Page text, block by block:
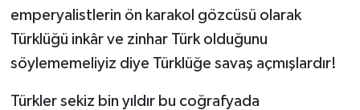
emperyalistlerin ön karakol gözcüsü olarak
Türklüğü inkâr ve zinhar Türk olduğunu
söylememeliyiz diye Türklüğe savaş açmışlardır!
Türkler sekiz bin yıldır bu coğrafyada